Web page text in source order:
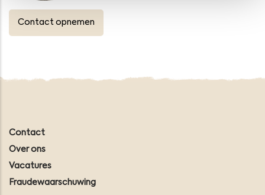
Contact opnemen
Contact
Over ons
Vacatures
Fraudewaarschuwing